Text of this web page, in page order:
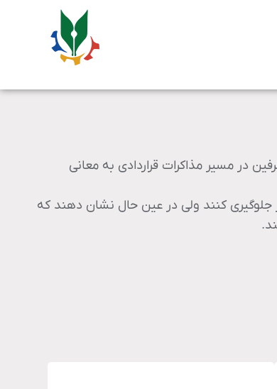
در مسیر مذاکرات قراردادی به معانی
جلوگیری کنند ولی در عین حال نشان دهند که